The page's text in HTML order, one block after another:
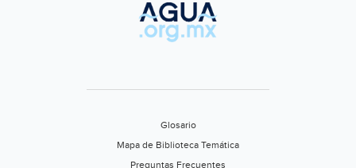
Glosario
Mapa de Biblioteca Temática
Preguntas Frecuentes